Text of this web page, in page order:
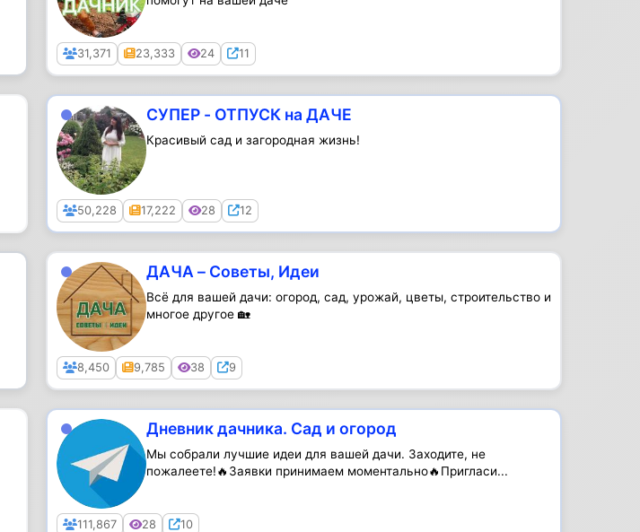
Public
31,371 23,333 24 11
Public
СУПЕР - ОТПУСК на ДАЧЕ
Красивый сад и загородная жизнь!
50,228 17,222 28 12
Public
ДАЧА – Советы, Идеи
Всё для вашей дачи: огород, сад, урожай, цветы, строительство и
многое другое 🏡
8,450 9,785 38 9
Public
Дневник дачника. Сад и огород
Мы собрали лучшие идеи для вашей дачи. Заходите, не
пожалеете!🔥Заявки принимаем моментально🔥Пригласи...
111,867 28 10